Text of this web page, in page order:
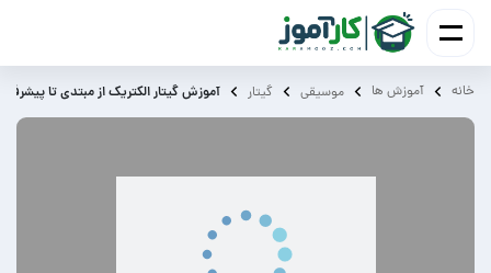
خانه آموزش ‌ها موسیقی گیتار آموزش گیتار الکتریک از مبتدی تا پیشرفته